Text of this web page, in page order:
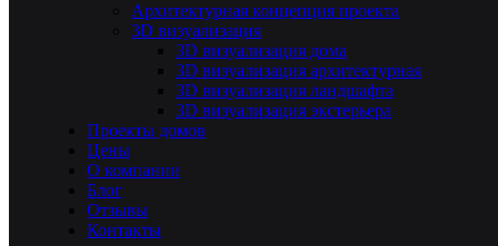
Архитектурная концепция проекта
3D визуализация
3D визуализация дома
3D визуализация архитектурная
3D визуализация ландшафта
3D визуализация экстерьера
Проекты домов
Цены
О компании
Блог
Отзывы
Контакты